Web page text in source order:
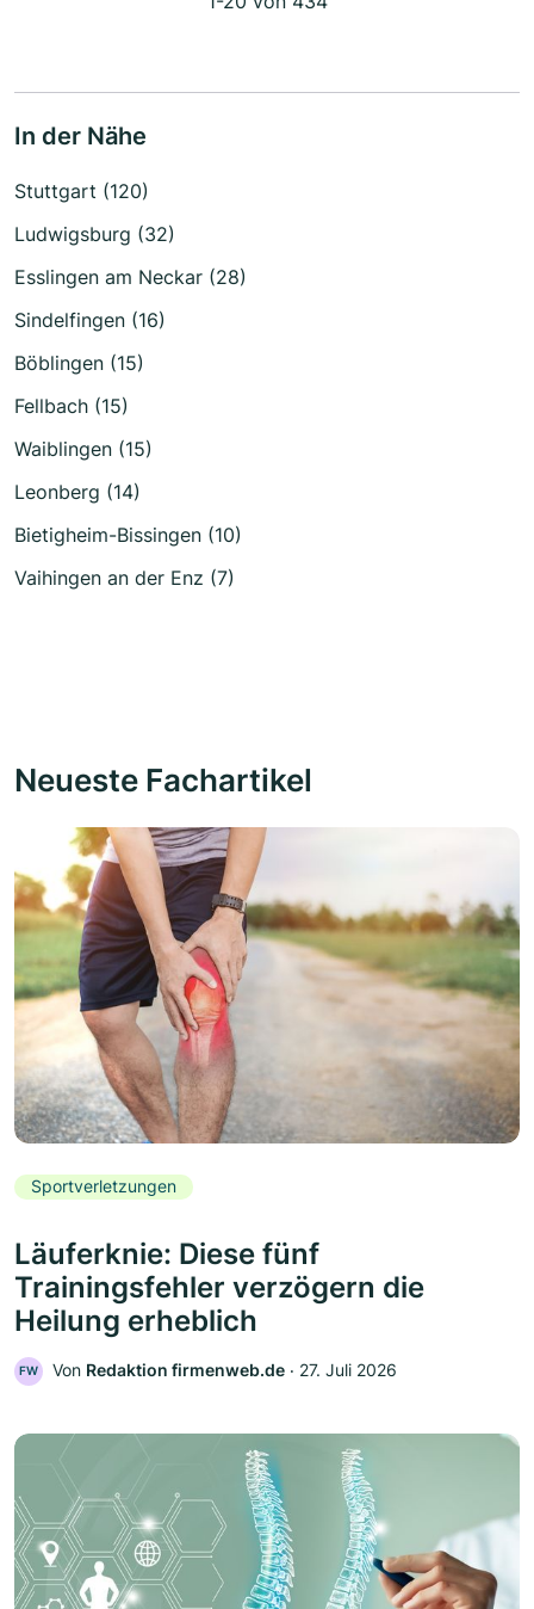
In der Nähe
Stuttgart (120)
Ludwigsburg (32)
Esslingen am Neckar (28)
Sindelfingen (16)
Böblingen (15)
Fellbach (15)
Waiblingen (15)
Leonberg (14)
Bietigheim-Bissingen (10)
Vaihingen an der Enz (7)
Neueste Fachartikel
Sportverletzungen
Läuferknie: Diese fünf
Trainingsfehler verzögern die
Heilung erheblich
FW Von Redaktion firmenweb.de ‧ 27. Juli 2026